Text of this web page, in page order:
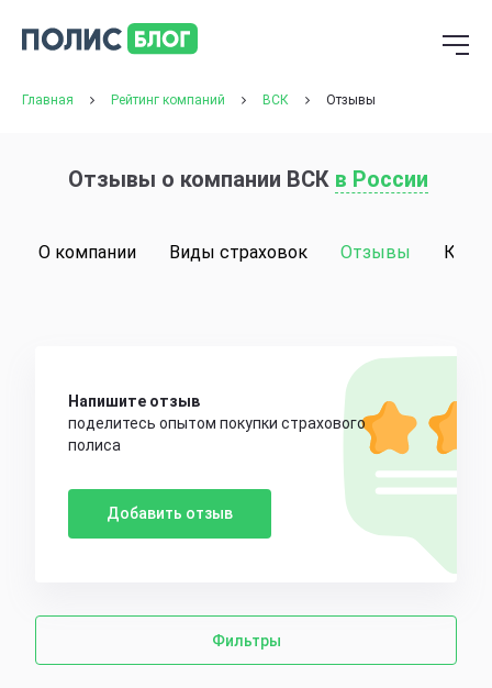
Главная Рейтинг компаний ВСК Отзывы
Отзывы о компании ВСК в России
О компании Виды страховок Отзывы
Напишите отзыв
поделитесь опытом покупки страхового
полиса
Добавить отзыв
Фильтры